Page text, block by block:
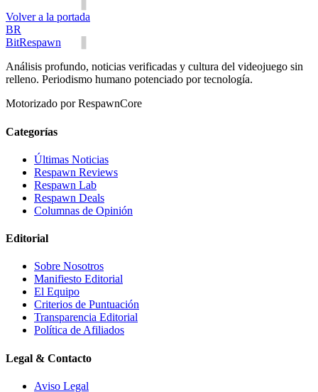
Volver a la portada
BR
BitRespawn
Análisis profundo, noticias verificadas y cultura del videojuego sin
relleno. Periodismo humano potenciado por tecnología.
Motorizado por RespawnCore
Categorías
Últimas Noticias
Respawn Reviews
Respawn Lab
Respawn Deals
Columnas de Opinión
Editorial
Sobre Nosotros
Manifiesto Editorial
El Equipo
Criterios de Puntuación
Transparencia Editorial
Política de Afiliados
Legal & Contacto
Aviso Legal